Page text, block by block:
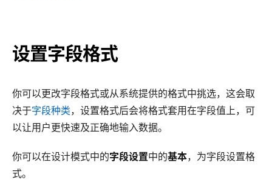
设置字段格式
你可以更改字段格式或从系统提供的格式中挑选，这会取
决于字段种类，设置格式后会将格式套用在字段值上，可
以让用户更快速及正确地输入数据。
你可以在设计模式中的字段设置中的基本，为字段设置格
式。